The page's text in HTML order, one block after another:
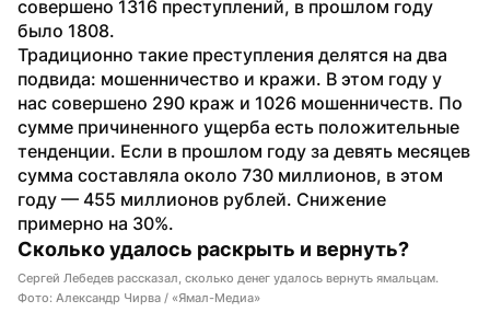
совершено 1316 преступлений, в прошлом году
было 1808.
Традиционно такие преступления делятся на два
подвида: мошенничество и кражи. В этом году у
нас совершено 290 краж и 1026 мошенничеств. По
сумме причиненного ущерба есть положительные
тенденции. Если в прошлом году за девять месяцев
сумма составляла около 730 миллионов, в этом
году — 455 миллионов рублей. Снижение
примерно на 30%.
Сколько удалось раскрыть и вернуть?
Сергей Лебедев рассказал, сколько денег удалось вернуть ямальцам.
Фото: Александр Чирва / «Ямал-Медиа»